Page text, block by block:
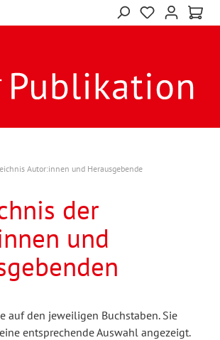
Autor:innen und Herausgebende
der
und
auf den jeweiligen Buchstaben. Sie
entsprechende Auswahl angezeigt.